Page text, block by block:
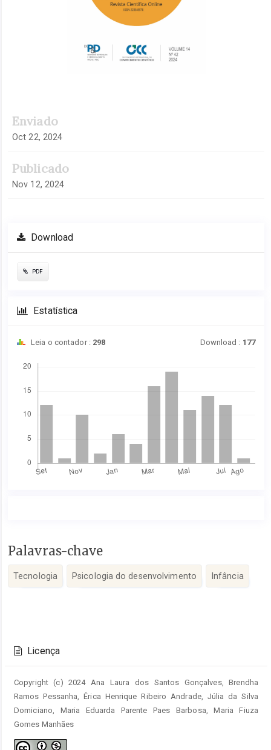
Enviado
Oct 22, 2024
Publicado
Nov 12, 2024
Download
PDF
Estatística
Leia o contador : 298 Download : 177
Conteúdo
artigo
Palavras-chave
Tecnologia Psicologia do desenvolvimento Infância
do
artigo
Licença
Copyright (c) 2024 Ana Laura dos Santos Gonçalves, Brendha
Ramos Pessanha, Érica Henrique Ribeiro Andrade, Júlia da Silva
Domiciano, Maria Eduarda Parente Paes Barbosa, Maria Fiuza
Gomes Manhães